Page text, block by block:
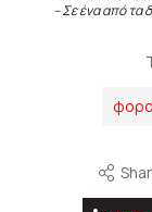
– Σε ένα από τα